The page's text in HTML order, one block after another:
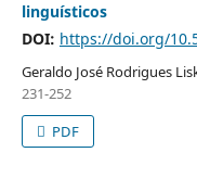
linguísticos
DOI: https://doi.org/
Geraldo José Rodrigues
231-252
PDF